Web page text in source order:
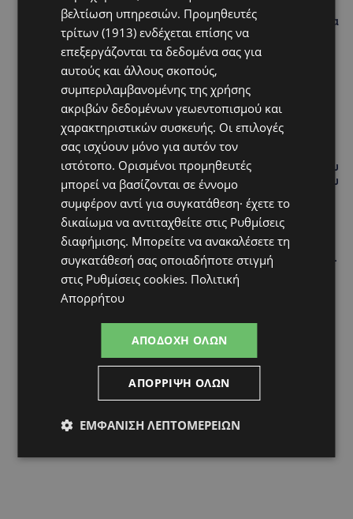
Lidl Better Living Days #summer2026: Ένα μοναδικό
ταξίδι ευεξίας, γεμάτο γεύση, ενέργεια και χαμόγελα
σε όλη την Κύπρο
ΚΑΤΟΙΚΙΔΙΑ
ΠΑΓΚΟΣΜΙΑ ΗΜΕΡΑ ΓΑΤΑΣ: Χιλιάδες στην Κύπρο,
καθεμία μοναδική – Το χαδιάρικο τετράποδο με τη
ματιά που λιώνει καρδιές
UPDATES
ΤΑΣΟΣ ΧΑΤΖΗΓΙΟΒΑΝΗΣ: Η συγκλονιστική ιστορία του
12χρονου Δημήτρη και η δωρεά των 12.500 ευρώ που
του έδωσε ελπίδα
STORIES
ΕΞΩΤΙΚΑ ΖΩΑ ΣΤΗΝ ΚΥΠΡΟ: Πότε επιτρέπεται και
πότε απαγορεύεται να έχεις μαϊμού ως κατοικίδιο –
Ποια ζώα μπορείς να διατηρείς νόμιμα
βελτίωση υπηρεσιών. Προμηθευτές
τρίτων (1913) ενδέχεται επίσης να
επεξεργάζονται τα δεδομένα σας για
αυτούς και άλλους σκοπούς,
συμπεριλαμβανομένης της χρήσης
ακριβών δεδομένων γεωεντοπισμού και
χαρακτηριστικών συσκευής. Οι επιλογές
σας ισχύουν μόνο για αυτόν τον
ιστότοπο. Ορισμένοι προμηθευτές
μπορεί να βασίζονται σε έννομο
συμφέρον αντί για συγκατάθεση· έχετε το
δικαίωμα να αντιταχθείτε στις Ρυθμίσεις
διαφήμισης. Μπορείτε να ανακαλέσετε τη
συγκατάθεσή σας οποιαδήποτε στιγμή
στις Ρυθμίσεις cookies. Πολιτική
Απορρήτου
ΑΠΟΔΟΧΉ ΌΛΩΝ
ΑΠΌΡΡΙΨΗ ΌΛΩΝ
ΕΜΦΆΝΙΣΗ ΛΕΠΤΟΜΕΡΕΙΏΝ